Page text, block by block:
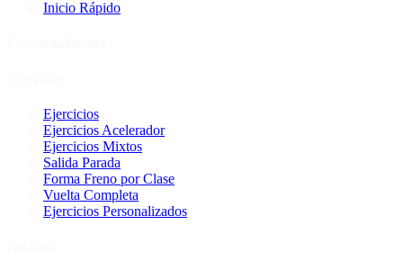
Inicio Rápido
Ejercicios
Ejercicios Acelerador
Ejercicios Mixtos
Salida Parada
Forma Freno por Clase
Vuelta Completa
Ejercicios Personalizados